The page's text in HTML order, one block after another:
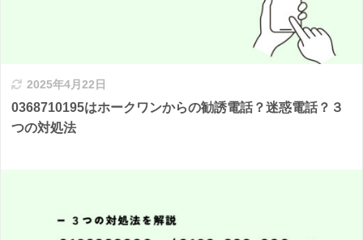
2025年4月22日
0368710195はホークワンからの勧誘電話？迷惑電話？３
つの対処法